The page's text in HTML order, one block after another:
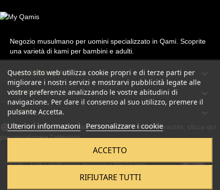
Negozio musulmano per uomini specializzato in Qami. Scoprite
una varietà di kami per bambini e adulti.
IL NOSTRO QAMIS 
CHI SIAMO 
CONTO 
Questo sito web utilizza cookie propri e di terze parti per
migliorare i nostri servizi e mostrarvi pubblicità legate alle
vostre preferenze analizzando le vostre abitudini di
navigazione. Per dare il consenso al suo utilizzo, premere il
pulsante Accetta.
Ulteriori informazioni Personalizzare i cookie
RIFIUTARE TUTTI
ACCETTO
Mercante approvato dalla Società Recensioni Garantite, clicca qui
per visualizzare l'attestato.
2026 - Tutti i diritti sono riservati a My Qamis
Réalisé par Satimeo.com